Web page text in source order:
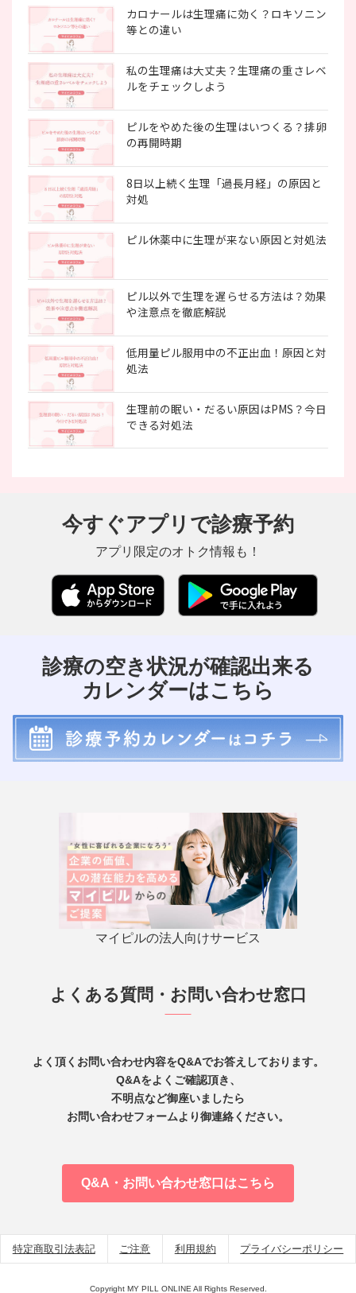
カロナールは生理痛に効く？ロキソニン
等との違い
私の生理痛は大丈夫？生理痛の重さレベ
ルをチェックしよう
ピルをやめた後の生理はいつくる？排卵
の再開時期
8日以上続く生理「過長月経」の原因と
対処
ピル休薬中に生理が来ない原因と対処法
ピル以外で生理を遅らせる方法は？効果
や注意点を徹底解説
低用量ピル服用中の不正出血！原因と対
処法
生理前の眠い・だるい原因はPMS？今日
できる対処法
今すぐアプリで診療予約
アプリ限定のオトク情報も！
診療の空き状況が確認出来る
カレンダーはこちら
マイピルの法人向けサービス
よくある質問・お問い合わせ窓口
よく頂くお問い合わせ内容をQ&Aでお答えしております。
Q&Aをよくご確認頂き、
不明点など御座いましたら
お問い合わせフォームより御連絡ください。
Q&A・お問い合わせ窓口はこちら
特定商取引法表記 ご注意 利用規約 プライバシーポリシー
Copyright MY PILL ONLINE All Rights Reserved.